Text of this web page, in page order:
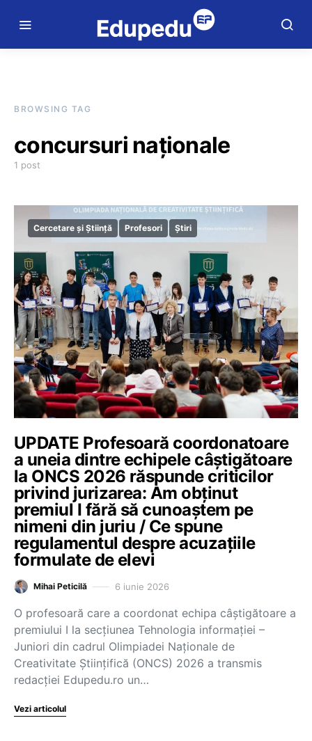
BROWSING TAG
concursuri naționale
1 post
Cercetare și Știință Profesori Știri
UPDATE Profesoară coordonatoare
a uneia dintre echipele câștigătoare
la ONCS 2026 răspunde criticilor
privind jurizarea: Am obținut
premiul I fără să cunoaștem pe
nimeni din juriu / Ce spune
regulamentul despre acuzațiile
formulate de elevi
Mihai Peticilă 6 iunie 2026
O profesoară care a coordonat echipa câștigătoare a
premiului I la secțiunea Tehnologia informației –
Juniori din cadrul Olimpiadei Naționale de
Creativitate Științifică (ONCS) 2026 a transmis
redacției Edupedu.ro un…
Vezi articolul